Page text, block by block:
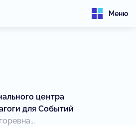
Меню
центра
для Событий